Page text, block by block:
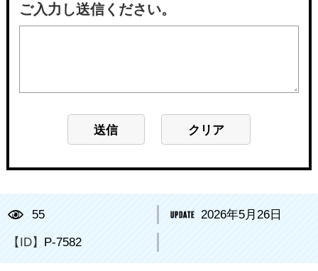
ご入力し送信ください。
55 2026年5月26日
【ID】 P-7582